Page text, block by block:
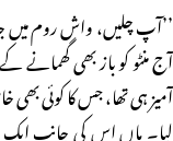
’’آپ چلیں، واش روم میں
آج منٹو کو باز بھی گھمانے
آمیز ہی تھا، جس کا کوئی
لیا۔ ہاں اس کی جانب ایک